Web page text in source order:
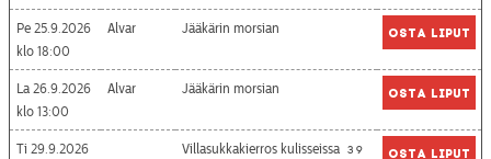
Pe 25.9.2026
18:00
Alvar Jääkärin morsian Osta liput
La 26.9.2026
13:00
Alvar Jääkärin morsian Osta liput
Ti 29.9.2026
Villasukkakierros kulisseissa 39
Osta liput